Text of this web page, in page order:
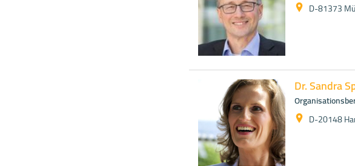
D-81373
Dr. Sandra
D-20148